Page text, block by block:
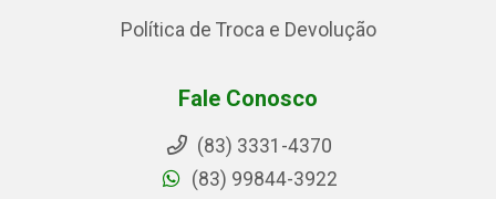
Política de Troca e Devolução
Fale Conosco
(83) 3331-4370
(83) 99844-3922